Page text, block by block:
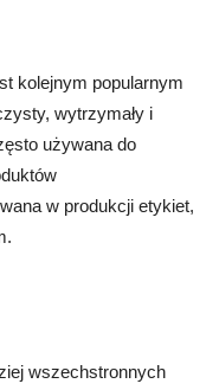
kolejnym popularnym
wytrzymały i
używana do
w produkcji etykiet,
wszechstronnych